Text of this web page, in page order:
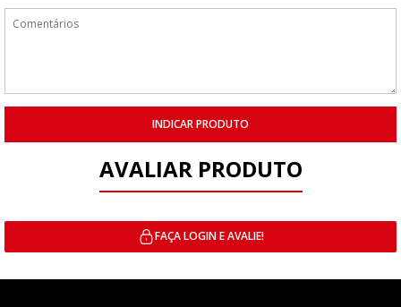
INDICAR PRODUTO
AVALIAR PRODUTO
FAÇA LOGIN E AVALIE!